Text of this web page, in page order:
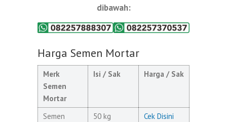
dibawah:
Harga Semen Mortar
Merk
Semen
Mortar
Isi / Sak Harga / Sak
Semen
50 kg Cek Disini